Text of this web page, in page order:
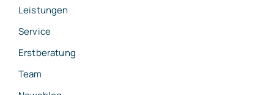
Leistungen
Service
Erstberatung
Team